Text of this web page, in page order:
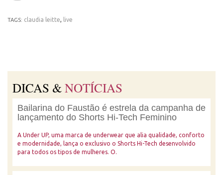
TAGS: claudia leitte, live
DICAS &NOTÍCIAS
Bailarina do Faustão é estrela da campanha de
lançamento do Shorts Hi-Tech Feminino
A Under UP, uma marca de underwear que alia qualidade, conforto
e modernidade, lança o exclusivo o Shorts Hi-Tech desenvolvido
para todos os tipos de mulheres. O.